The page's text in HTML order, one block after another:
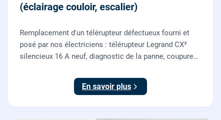
(éclairage couloir, escalier)
Remplacement d'un télérupteur défectueux fourni et
posé par nos électriciens : télérupteur Legrand CX³
silencieux 16 A neuf, diagnostic de la panne, coupure
boutons poussoirs.
En savoir plus